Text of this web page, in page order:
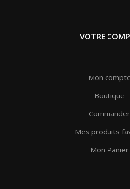
VOTRE
Mon compte
Boutique
Commander
Mes produits
Mon Panier